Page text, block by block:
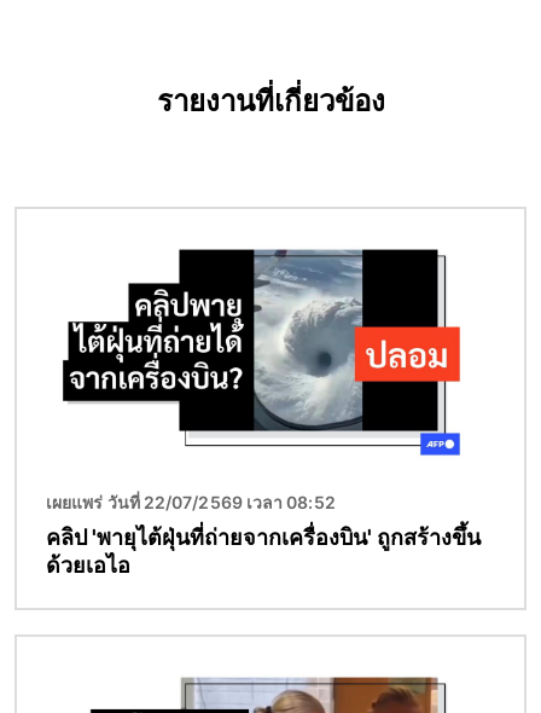
รายงานที่เกี่ยวข้อง
เผยแพร่ วันที่ 22/07/2569 เวลา 08:52
คลิป 'พายุไต้ฝุ่นที่ถ่ายจากเครื่องบิน' ถูกสร้างขึ้น
ด้วยเอไอ